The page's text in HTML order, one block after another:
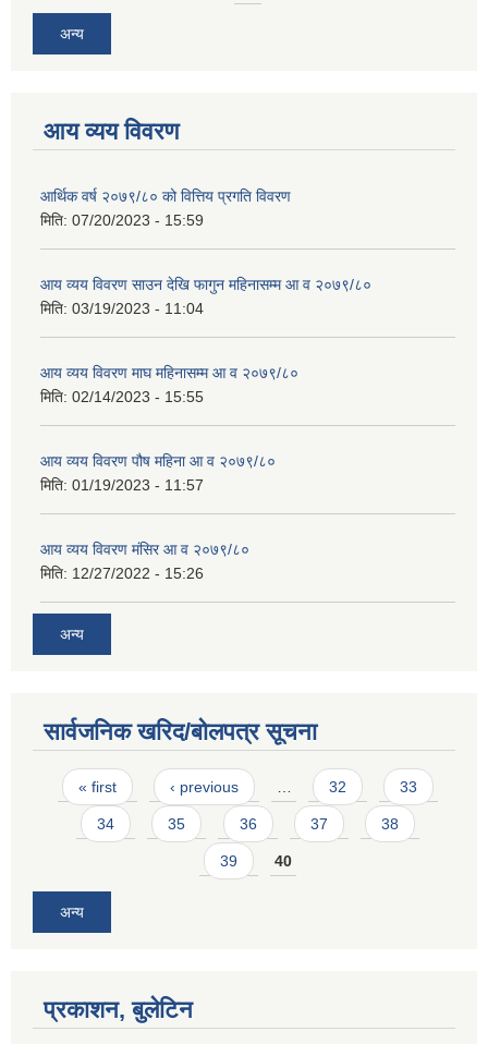
अन्य
आय व्यय विवरण
आर्थिक वर्ष २०७९/८० को वित्तिय प्रगति विवरण
मिति: 07/20/2023 - 15:59
आय व्यय विवरण साउन देखि फागुन महिनासम्म आ व २०७९/८०
मिति: 03/19/2023 - 11:04
आय व्यय विवरण माघ महिनासम्म आ व २०७९/८०
मिति: 02/14/2023 - 15:55
आय व्यय विवरण पौष महिना आ व २०७९/८०
मिति: 01/19/2023 - 11:57
आय व्यय विवरण मंसिर आ व २०७९/८०
मिति: 12/27/2022 - 15:26
अन्य
सार्वजनिक खरिद/बोलपत्र सूचना
Pages
« first ‹ previous … 32 33
34 35 36 37 38
39 40
अन्य
प्रकाशन, बुलेटिन